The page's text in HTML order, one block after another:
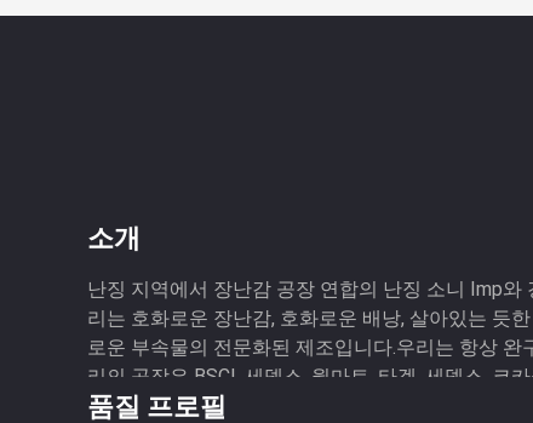
소개
난징 지역에서 장난감 공장 연합의 난징 소니 Imp와
리는 호화로운 장난감, 호화로운 배낭, 살아있는 듯
로운 부속물의 전문화된 제조입니다.우리는 항상 완
리의 공장은 BSCI, 세덱스, 월마트, 타겟, 세덱스, 코
많은 ...
품질 프로필